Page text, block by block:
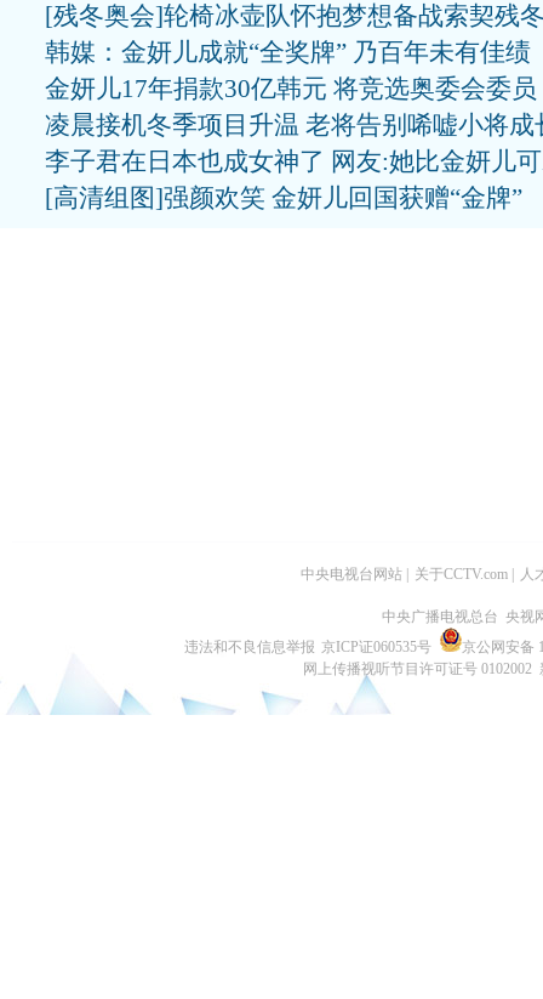
[残冬奥会]轮椅冰壶队怀抱梦想备战索契残
韩媒：金妍儿成就“全奖牌” 乃百年未有佳绩
金妍儿17年捐款30亿韩元 将竞选奥委会委员
凌晨接机冬季项目升温 老将告别唏嘘小将成
李子君在日本也成女神了 网友:她比金妍儿
[高清组图]强颜欢笑 金妍儿回国获赠“金牌”
中央电视台网站 关于CCTV.com 人
中央广播电视总台 央视
违法和不良信息举报 京ICP证060535号
京公网安备
网上传播视听节目许可证号 0102002